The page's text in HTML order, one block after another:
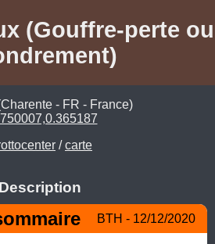
(Gouffre-perte ou
- FR - France)
/carte
Description
BTH - 12/12/2020